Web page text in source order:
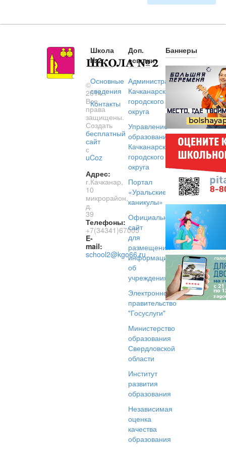
©
2014.
Все
права
защищены.
Создать
бесплатный
сайт
с
uCoz
Адрес:
г.Качканар,
10
микрорайон,
д.
39
Телефоны:
+7(34341)67005
E-
mail:
school2@kgo66.ru
Школа
№2
Основные
сведения
Контакты
Доп.
ссылки
Администрация
Качканарского
городского
округа
Управление
образованием
Качканарского
городского
округа
Портал
«Уральские
каникулы»
Официальный
сайт
для
размещения
информации
об
учреждениях
Электронное
правительство
"Госуслуги"
Министерство
образования
Свердловской
области
Институт
развития
образования
Независимая
оценка
качества
образования
Баннеры